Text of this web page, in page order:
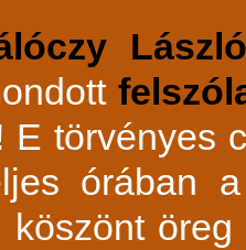
E törvényes
órában
köszönt